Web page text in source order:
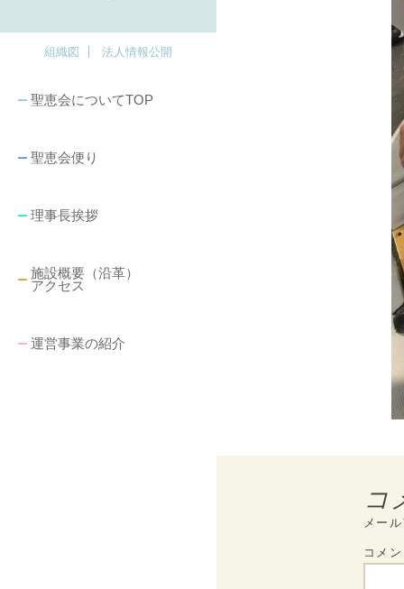
組織図 法人情報公開
聖恵会についてTOP
聖恵会便り
理事長挨拶
施設概要（沿革）
アクセス
運営事業の紹介
コ
メー
コメ